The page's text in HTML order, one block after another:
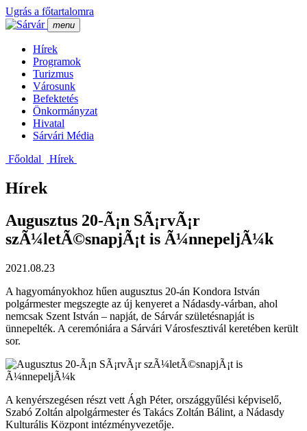
Ugrás a főtartalomra
menu
Hí­rek
Programok
Turizmus
Városunk
Befektetés
Önkormányzat
Hivatal
Sárvári Média
Főoldal
Hí­rek
Hírek
Augusztus 20-Ã¡n SÃ¡rvÃ¡r
szÃ¼letÃ©snapjÃ¡t is Ã¼nnepeljÃ¼k
2021.08.23
A hagyományokhoz hűen augusztus 20-án Kondora István
polgármester megszegte az új kenyeret a Nádasdy-várban, ahol
nemcsak Szent István – napját, de Sárvár születésnapját is
ünnepelték. A ceremóniára a Sárvári Városfesztivál keretében került
sor.
A kenyérszegésen részt vett Ágh Péter, országgyűlési képviselő,
Szabó Zoltán alpolgármester és Takács Zoltán Bálint, a Nádasdy
Kulturális Központ intézményvezetője.